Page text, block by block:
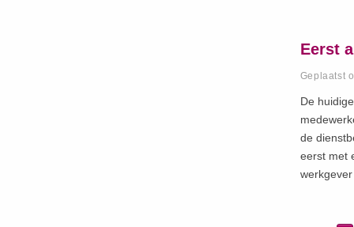
Eerst
Geplaatst
De
de
eerst met